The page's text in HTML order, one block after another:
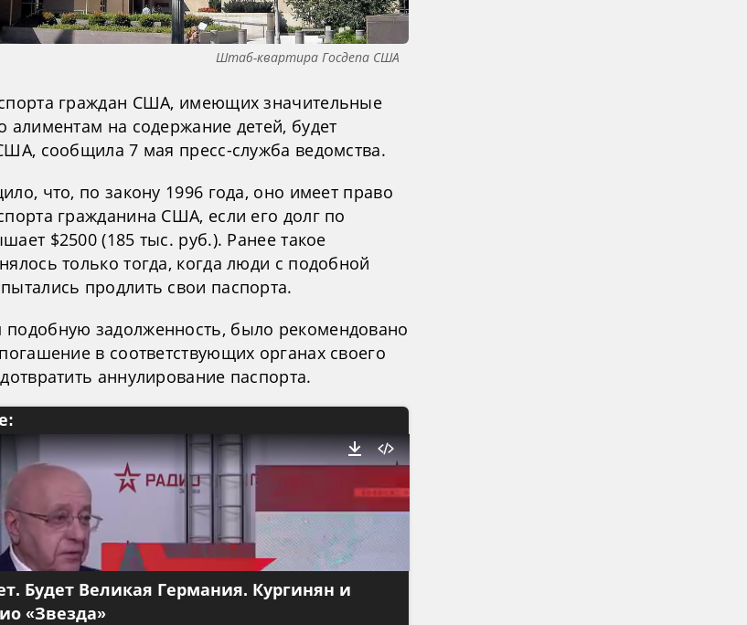
Штаб-квартира Госдепа США
граждан США, имеющих значительные
алиментам на содержание детей, будет
сообщила 7 мая пресс-служба ведомства.
что, по закону 1996 года, оно имеет право
гражданина США, если его долг по
$2500 (185 тыс. руб.). Ранее такое
только тогда, когда люди с подобной
продлить свои паспорта.
задолженность, было рекомендовано
в соответствующих органах своего
аннулирование паспорта.
Будет Великая Германия. Кургинян и
«Звезда»